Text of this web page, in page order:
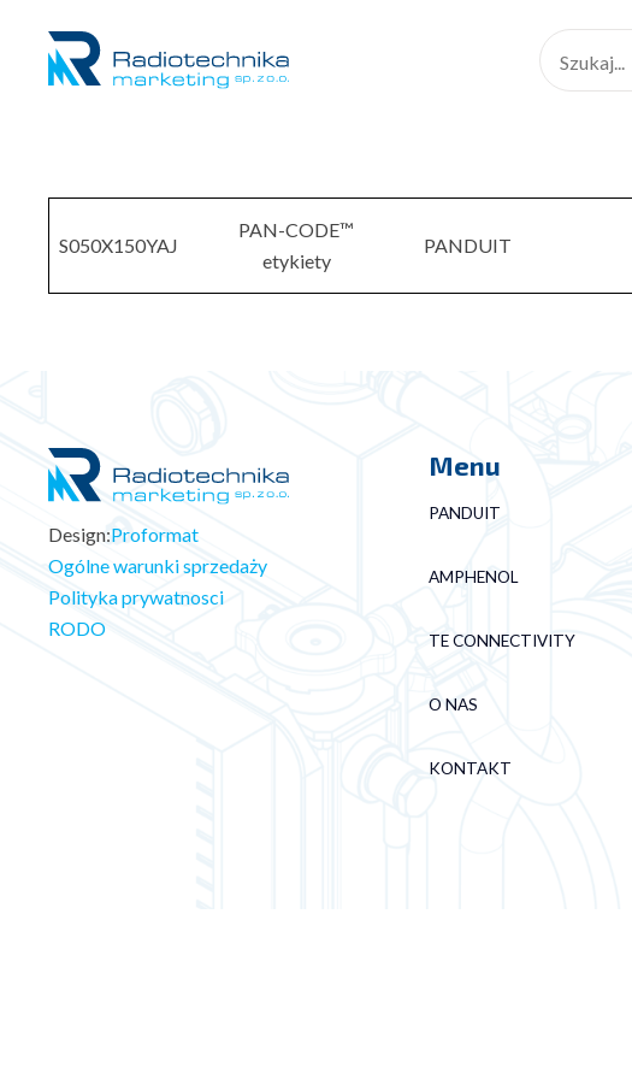
S050X150YAJ
PAN-CODE™
etykiety
PANDUIT
Design:Proformat
Ogólne warunki sprzedaży
Polityka prywatnosci
RODO
Menu
PANDUIT
AMPHENOL
TE CONNECTIVITY
O NAS
KONTAKT